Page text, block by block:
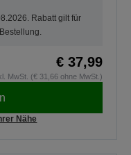
Rabatt gilt für
€ 37,99
MwSt. (€ 31,66 ohne MwSt.)
Nähe